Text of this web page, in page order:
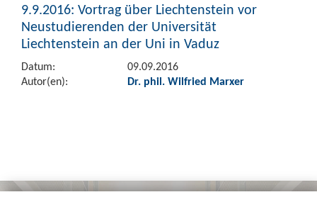
9.9.2016: Vortrag über Liechtenstein vor
Neustudierenden der Universität
Liechtenstein an der Uni in Vaduz
Datum:
09.09.2016
Autor(en):
Dr. phil. Wilfried Marxer